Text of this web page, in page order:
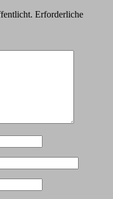
Erforderliche